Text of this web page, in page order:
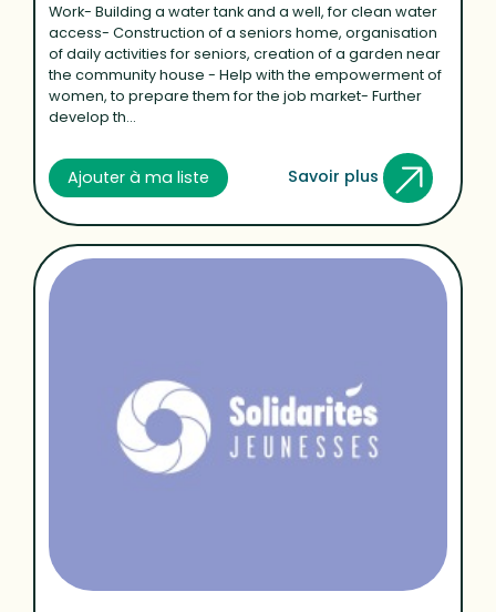
Work- Building a water tank and a well, for clean water
access- Construction of a seniors home, organisation
of daily activities for seniors, creation of a garden near
the community house - Help with the empowerment of
women, to prepare them for the job market- Further
develop th...
Ajouter à ma liste Savoir plus